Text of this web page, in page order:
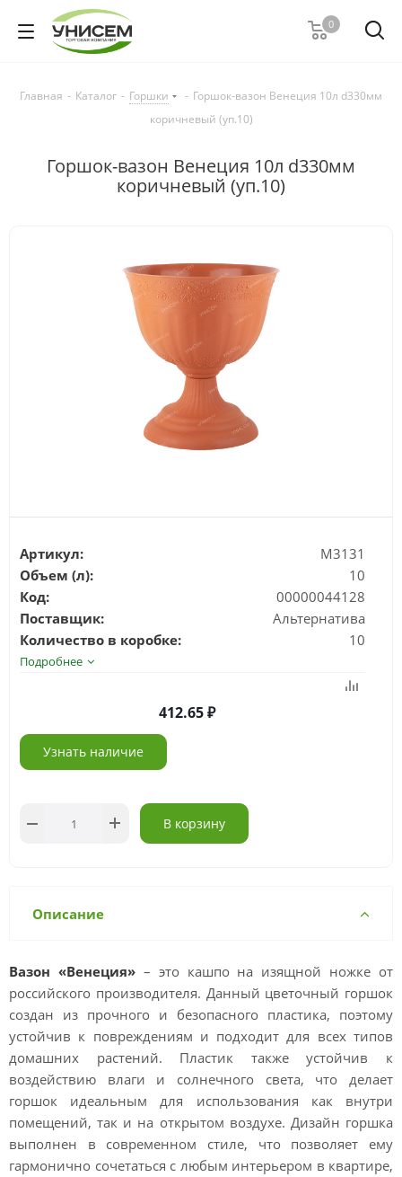
0
Главная - Каталог - Горшки - Горшок-вазон Венеция 10л d330мм
коричневый (уп.10)
Горшок-вазон Венеция 10л d330мм
коричневый (уп.10)
Артикул:
М3131
Объем (л):
10
Код:
00000044128
Поставщик:
Альтернатива
Количество в коробке:
10
Подробнее
412.65
Узнать наличие
В корзину
Описание
Вазон «Венеция» – это кашпо на изящной ножке от
российского производителя. Данный цветочный горшок
создан из прочного и безопасного пластика, поэтому
устойчив к повреждениям и подходит для всех типов
домашних растений. Пластик также устойчив к
воздействию влаги и солнечного света, что делает
горшок идеальным для использования как внутри
помещений, так и на открытом воздухе. Дизайн горшка
выполнен в современном стиле, что позволяет ему
гармонично сочетаться с любым интерьером в квартире,